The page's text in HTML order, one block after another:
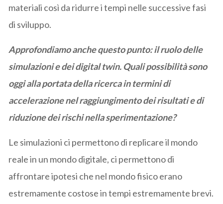
materiali così da ridurre i tempi nelle successive fasi
di sviluppo.
Approfondiamo anche questo punto: il ruolo delle
simulazioni e dei digital twin. Quali possibilità sono
oggi alla portata della ricerca in termini di
accelerazione nel raggiungimento dei risultati e di
riduzione dei rischi nella sperimentazione?
Le simulazioni ci permettono di replicare il mondo
reale in un mondo digitale, ci permettono di
affrontare ipotesi che nel mondo fisico erano
estremamente costose in tempi estremamente brevi.